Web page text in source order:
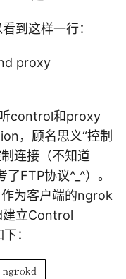
到这样一行：
proxy
control和proxy
，顾名思义“控制
连接（不知道
FTP协议^_^）。
为客户端的ngrok
建立Control
：